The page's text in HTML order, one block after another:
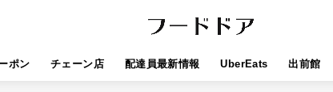
ポン チェーン店 配達員最新情報 UberEats 出前館